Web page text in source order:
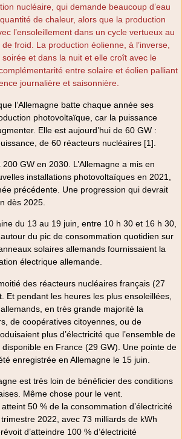
nucléaire, qui demande beaucoup d’eau
de chaleur, alors que la production
l’ensoleillement dans un cycle vertueux au
froid. La production éolienne, à l’inverse,
et dans la nuit et elle croît avec le
entre solaire et éolien palliant
journalière et saisonnière.
l’Allemagne batte chaque année ses
photovoltaïque, car la puissance
Elle est aujourd’hui de 60 GW :
de 60 réacteurs nucléaires [1].
GW en 2030. L’Allemagne a mis en
installations photovoltaïques en 2021,
précédente. Une progression qui devrait
dès 2025.
du 13 au 19 juin, entre 10 h 30 et 16 h 30,
du pic de consommation quotidien sur
solaires allemands fournissaient la
électrique allemande.
des réacteurs nucléaires français (27
Et pendant les heures les plus ensoleillées,
en très grande majorité la
de coopératives citoyennes, ou de
plus d’électricité que l’ensemble de
en France (29 GW). Une pointe de
enregistrée en Allemagne le 15 juin.
est très loin de bénéficier des conditions
Même chose pour le vent.
50 % de la consommation d’électricité
2022, avec 73 milliards de kWh
d’atteindre 100 % d’électricité